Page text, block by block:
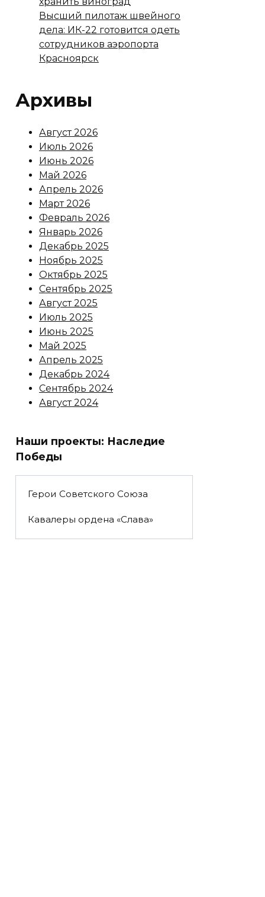
Высший пилотаж швейного
дела: ИК-22 готовится одеть
сотрудников аэропорта
Красноярск
Архивы
Август 2026
Июль 2026
Июнь 2026
Май 2026
Апрель 2026
Март 2026
Февраль 2026
Январь 2026
Декабрь 2025
Ноябрь 2025
Октябрь 2025
Сентябрь 2025
Август 2025
Июль 2025
Июнь 2025
Май 2025
Апрель 2025
Декабрь 2024
Сентябрь 2024
Август 2024
Наши проекты: Наследие
Победы
Герои Советского Союза
Кавалеры ордена «Слава»